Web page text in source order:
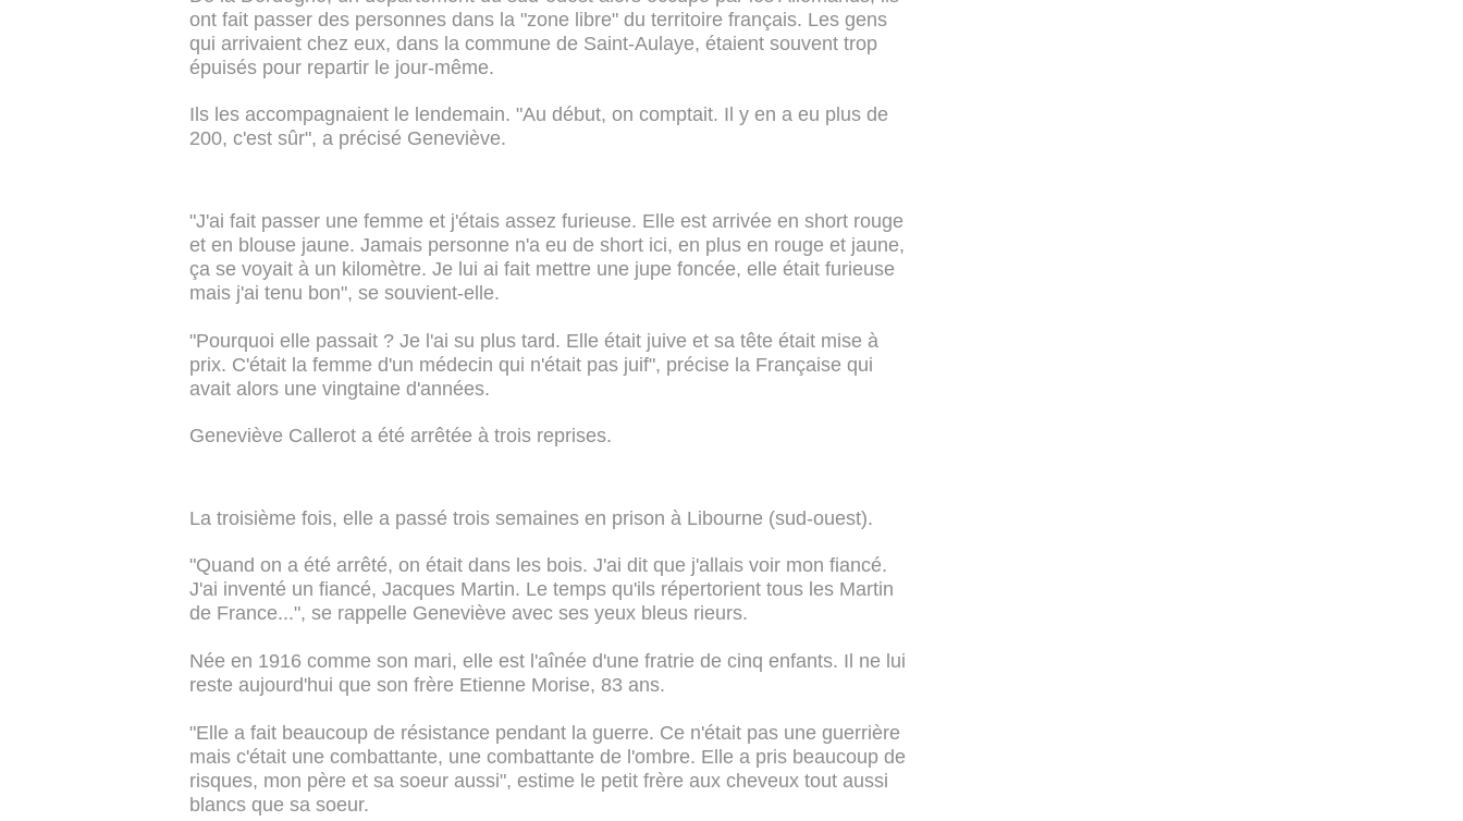
ont fait passer des personnes dans la "zone libre" du territoire français. Les gens
qui arrivaient chez eux, dans la commune de Saint-Aulaye, étaient souvent trop
épuisés pour repartir le jour-même.
Ils les accompagnaient le lendemain. "Au début, on comptait. Il y en a eu plus de
200, c'est sûr", a précisé Geneviève.
"J'ai fait passer une femme et j'étais assez furieuse. Elle est arrivée en short rouge
et en blouse jaune. Jamais personne n'a eu de short ici, en plus en rouge et jaune,
ça se voyait à un kilomètre. Je lui ai fait mettre une jupe foncée, elle était furieuse
mais j'ai tenu bon", se souvient-elle.
"Pourquoi elle passait ? Je l'ai su plus tard. Elle était juive et sa tête était mise à
prix. C'était la femme d'un médecin qui n'était pas juif", précise la Française qui
avait alors une vingtaine d'années.
Geneviève Callerot a été arrêtée à trois reprises.
La troisième fois, elle a passé trois semaines en prison à Libourne (sud-ouest).
"Quand on a été arrêté, on était dans les bois. J'ai dit que j'allais voir mon fiancé.
J'ai inventé un fiancé, Jacques Martin. Le temps qu'ils répertorient tous les Martin
de France...", se rappelle Geneviève avec ses yeux bleus rieurs.
Née en 1916 comme son mari, elle est l'aînée d'une fratrie de cinq enfants. Il ne lui
reste aujourd'hui que son frère Etienne Morise, 83 ans.
"Elle a fait beaucoup de résistance pendant la guerre. Ce n'était pas une guerrière
mais c'était une combattante, une combattante de l'ombre. Elle a pris beaucoup de
risques, mon père et sa soeur aussi", estime le petit frère aux cheveux tout aussi
blancs que sa soeur.